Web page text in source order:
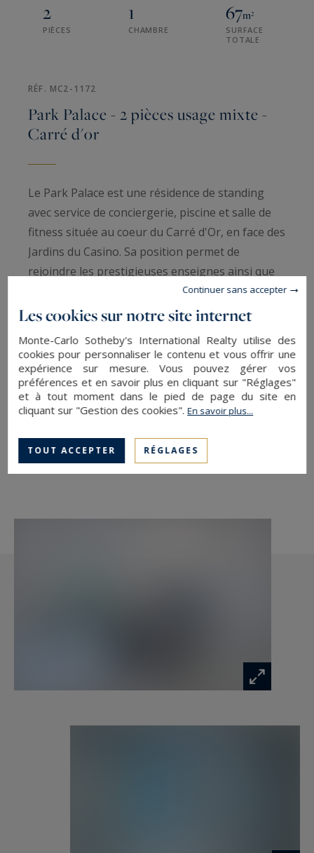
2
PIÈCES
1
CHAMBRE
67m²
SURFACE
TOTALE
RÉF. MC2-1172
Park Palace - 2 pièces usage mixte -
Carré d'or
Le Park Palace est une résidence de standing
avec service de conciergerie, piscine et salle de
fitness située au coeur du Carré d'Or, en face des
Jardins du Casino. Sa position permet de
rejoindre les prestigieuses enseignes ainsi que
les restaurants de renoms à quelques pas.
L'appartement offre de beaux espaces et une
habitation ou bureau.
SAUVEGARDER
IMPRIMER
PARTAGER
Les cookies sur notre site internet
Monte-Carlo Sotheby's International Realty utilise des
cookies pour personnaliser le contenu et vous offrir une
expérience sur mesure. Vous pouvez gérer vos
préférences et en savoir plus en cliquant sur "Réglages"
et à tout moment dans le pied de page du site en
cliquant sur "Gestion des cookies".En savoir plus...
TOUT ACCEPTER RÉGLAGES
Continuer sans accepter